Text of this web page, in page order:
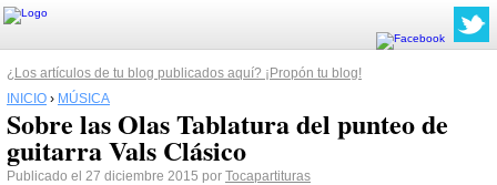
¿Los artículos de tu blog publicados aquí? ¡Propón tu blog!
INICIO › MÚSICA
Sobre las Olas Tablatura del punteo de
guitarra Vals Clásico
Publicado el 27 diciembre 2015 por Tocapartituras